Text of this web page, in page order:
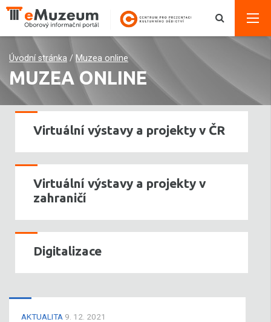
Úvodní stránka / Muzea online
MUZEA ONLINE
Virtuální výstavy a projekty v ČR
Virtuální výstavy a projekty v
zahraničí
Digitalizace
AKTUALITA 9. 12. 2021